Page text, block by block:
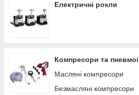
Електричні рокли
Компресори та
Масляні компресори
Безмасляні компресори